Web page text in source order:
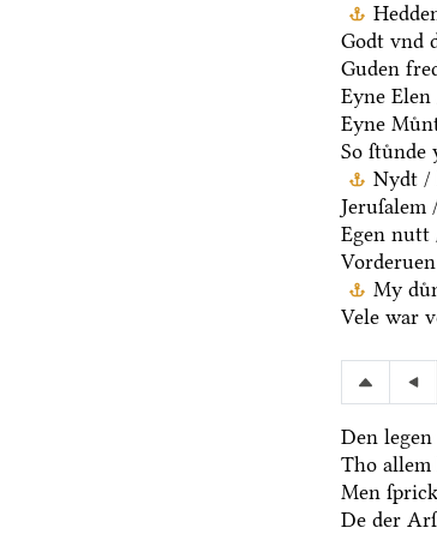
Godt vnd
Guden
Eyne
Eyne
So
Nydt /
Egen nutt
My
Vele war
Den
Tho allem
Men
De der